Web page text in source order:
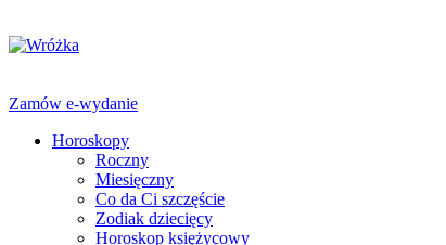
Zamów e-wydanie
Horoskopy
Roczny
Miesięczny
Co da Ci szczęście
Zodiak dziecięcy
Horoskop księżycowy